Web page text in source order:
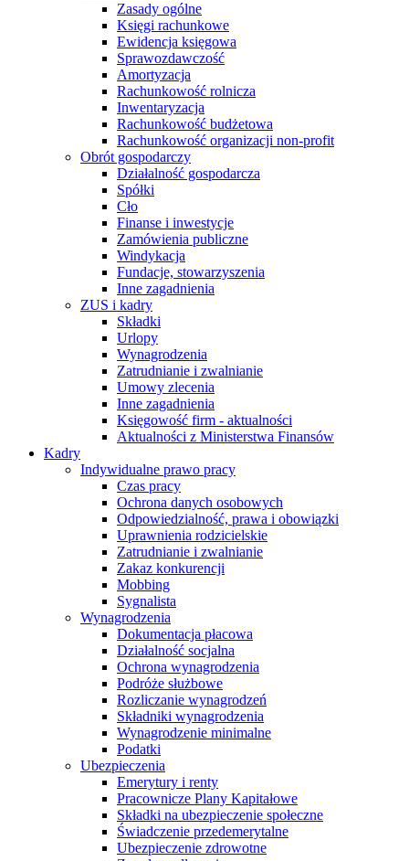
Zasady ogólne
Księgi rachunkowe
Ewidencja księgowa
Sprawozdawczość
Amortyzacja
Rachunkowość rolnicza
Inwentaryzacja
Rachunkowość budżetowa
Rachunkowość organizacji non-profit
Obrót gospodarczy
Działalność gospodarcza
Spółki
Cło
Finanse i inwestycje
Zamówienia publiczne
Windykacja
Fundacje, stowarzyszenia
Inne zagadnienia
ZUS i kadry
Składki
Urlopy
Wynagrodzenia
Zatrudnianie i zwalnianie
Umowy zlecenia
Inne zagadnienia
Księgowość firm - aktualności
Aktualności z Ministerstwa Finansów
Kadry
Indywidualne prawo pracy
Czas pracy
Ochrona danych osobowych
Odpowiedzialność, prawa i obowiązki
Uprawnienia rodzicielskie
Zatrudnianie i zwalnianie
Zakaz konkurencji
Mobbing
Sygnalista
Wynagrodzenia
Dokumentacja płacowa
Działalność socjalna
Ochrona wynagrodzenia
Podróże służbowe
Rozliczanie wynagrodzeń
Składniki wynagrodzenia
Wynagrodzenie minimalne
Podatki
Ubezpieczenia
Emerytury i renty
Pracownicze Plany Kapitałowe
Składki na ubezpieczenie społeczne
Świadczenie przedemerytalne
Ubezpieczenie zdrowotne